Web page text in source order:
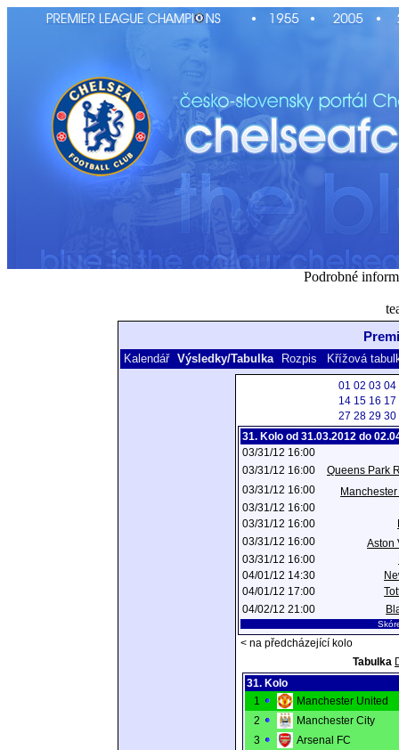
Podrobné
Kalendář Výsledky/Tabulka Rozpis Křížová
01 02 03 04
14 15 16 17
27 28 29 30
31. Kolo od 31.03.2012 do
03/31/12 16:00
03/31/12 16:00
Queens Park
03/31/12 16:00
03/31/12 16:00
03/31/12 16:00
03/31/12 16:00
Aston
03/31/12 16:00
04/01/12 14:30
04/01/12 17:00
04/02/12 21:00
< na předcházející kolo
Tabulka
31. Kolo
1
Manchester United
2
Manchester City
3
Arsenal FC